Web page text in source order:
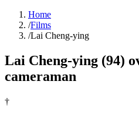
Home
/Films
/Lai Cheng-ying
Lai Cheng-ying (94)
cameraman
†